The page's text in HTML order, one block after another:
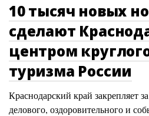
10 тысяч новых
сделают
центром
туризма России
Краснодарский край закрепляет
делового, оздоровительного и